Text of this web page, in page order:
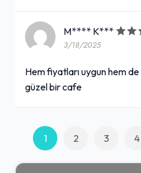
M**** K***
3/18/2025
Hem fiyatları uygun hem de
güzel bir cafe
1 2 3 4